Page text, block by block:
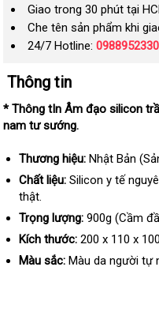
Giao trong 30 phút tại
Che tên sản phẩm khi
24/7 Hotline: 0988952330
Thông tin
* Thông tIn Âm đạo silicon
nam tư sướng.
Thương hiệu:Nhật Bản
Chất liệu: Silicon y tế
thật.
Trọng lượng: 900g (Cầm
Kích thước: 200 x 110 x
Màu sắc:Màu da người tự